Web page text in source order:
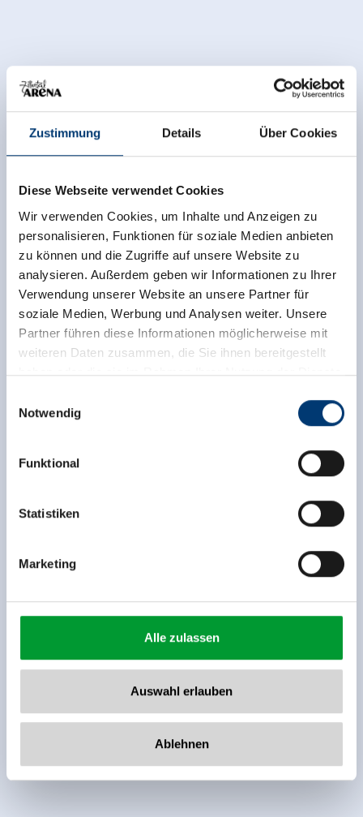
Zustimmung Details Über Cookies
Diese Webseite verwendet Cookies
Wir verwenden Cookies, um Inhalte und Anzeigen zu
personalisieren, Funktionen für soziale Medien anbieten
zu können und die Zugriffe auf unsere Website zu
analysieren. Außerdem geben wir Informationen zu Ihrer
Verwendung unserer Website an unsere Partner für
soziale Medien, Werbung und Analysen weiter. Unsere
Partner führen diese Informationen möglicherweise mit
weiteren Daten zusammen, die Sie ihnen bereitgestellt
haben oder die sie im Rahmen Ihrer Nutzung der Dienste
Rohr 23// A-6280 Zell am Ziller
www.zillertalarena.com
Notwendig
Funktional
Statistiken
Marketing
Alle zulassen
Auswahl erlauben
Ablehnen